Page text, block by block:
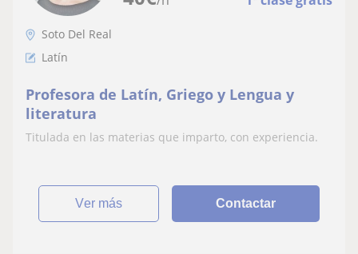
Soto Del Real
Latín
Profesora de Latín, Griego y Lengua y
literatura
Titulada en las materias que imparto, con experiencia.
ver más Contactar